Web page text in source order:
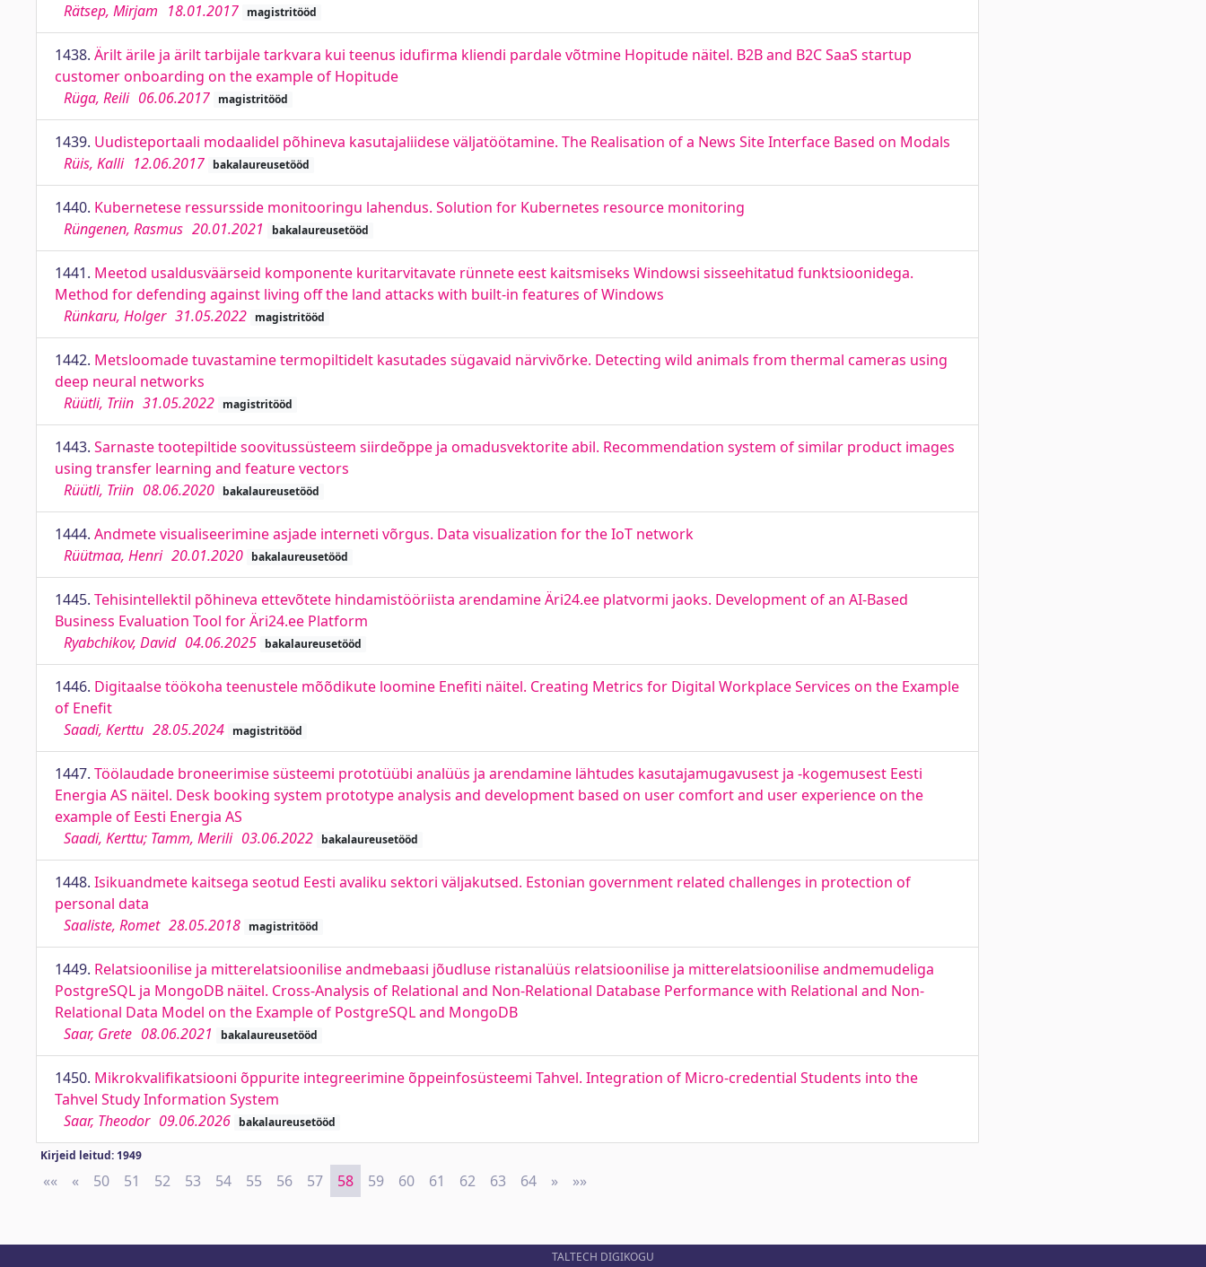
Rätsep, Mirjam 18.01.2017 magistritööd
1438. Ärilt ärile ja ärilt tarbijale tarkvara kui teenus idufirma kliendi pardale võtmine Hopitude näitel. B2B and B2C SaaS startup
customer onboarding on the example of Hopitude
Rüga, Reili 06.06.2017 magistritööd
1439. Uudisteportaali modaalidel põhineva kasutajaliidese väljatöötamine. The Realisation of a News Site Interface Based on Modals
Rüis, Kalli 12.06.2017 bakalaureusetööd
1440. Kubernetese ressursside monitooringu lahendus. Solution for Kubernetes resource monitoring
Rüngenen, Rasmus 20.01.2021 bakalaureusetööd
1441. Meetod usaldusväärseid komponente kuritarvitavate rünnete eest kaitsmiseks Windowsi sisseehitatud funktsioonidega.
Method for defending against living off the land attacks with built-in features of Windows
Rünkaru, Holger 31.05.2022 magistritööd
1442. Metsloomade tuvastamine termopiltidelt kasutades sügavaid närvivõrke. Detecting wild animals from thermal cameras using
deep neural networks
Rüütli, Triin 31.05.2022 magistritööd
1443. Sarnaste tootepiltide soovitussüsteem siirdeõppe ja omadusvektorite abil. Recommendation system of similar product images
using transfer learning and feature vectors
Rüütli, Triin 08.06.2020 bakalaureusetööd
1444. Andmete visualiseerimine asjade interneti võrgus. Data visualization for the IoT network
Rüütmaa, Henri 20.01.2020 bakalaureusetööd
1445. Tehisintellektil põhineva ettevõtete hindamistööriista arendamine Äri24.ee platvormi jaoks. Development of an AI-Based
Business Evaluation Tool for Äri24.ee Platform
Ryabchikov, David 04.06.2025 bakalaureusetööd
1446. Digitaalse töökoha teenustele mõõdikute loomine Enefiti näitel. Creating Metrics for Digital Workplace Services on the Example
of Enefit
Saadi, Kerttu 28.05.2024 magistritööd
1447. Töölaudade broneerimise süsteemi prototüübi analüüs ja arendamine lähtudes kasutajamugavusest ja -kogemusest Eesti
Energia AS näitel. Desk booking system prototype analysis and development based on user comfort and user experience on the
example of Eesti Energia AS
Saadi, Kerttu; Tamm, Merili 03.06.2022 bakalaureusetööd
1448. Isikuandmete kaitsega seotud Eesti avaliku sektori väljakutsed. Estonian government related challenges in protection of
personal data
Saaliste, Romet 28.05.2018 magistritööd
1449. Relatsioonilise ja mitterelatsioonilise andmebaasi jõudluse ristanalüüs relatsioonilise ja mitterelatsioonilise andmemudeliga
PostgreSQL ja MongoDB näitel. Cross-Analysis of Relational and Non-Relational Database Performance with Relational and Non-
Relational Data Model on the Example of PostgreSQL and MongoDB
Saar, Grete 08.06.2021 bakalaureusetööd
1450. Mikrokvalifikatsiooni õppurite integreerimine õppeinfosüsteemi Tahvel. Integration of Micro-credential Students into the
Tahvel Study Information System
Saar, Theodor 09.06.2026 bakalaureusetööd
Kirjeid leitud: 1949
«« First
« Previous
50 51 52 53 54 55 56 57 58 59 60 61 62 63 64 » Next
»»
TALTECH DIGIKOGU